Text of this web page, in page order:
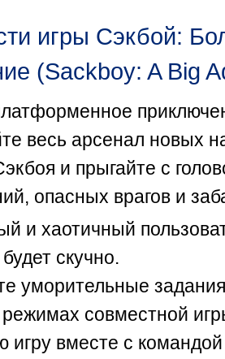
игры Сэкбой:
(Sackboy: A Big
весь арсенал новых
и прыгайте с
опасных врагов и
и хаотичный
скучно.
уморительные
режимах совместной
игру вместе с